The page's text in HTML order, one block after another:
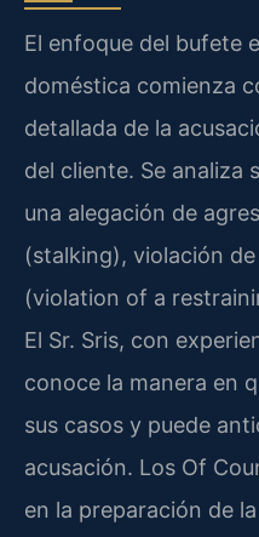
El enfoque del bufete
doméstica comienza
detallada de la
del cliente. Se analiza
una alegación de
(stalking), violación
(violation of a
El Sr. Sris, con
conoce la manera en
sus casos y puede
acusación. Los Of
en la preparación de